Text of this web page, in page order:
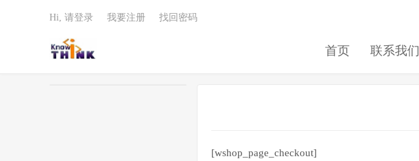
首页 联系我们
Hi, 请登录 我要注册 找回密码
[wshop_page_checkout]